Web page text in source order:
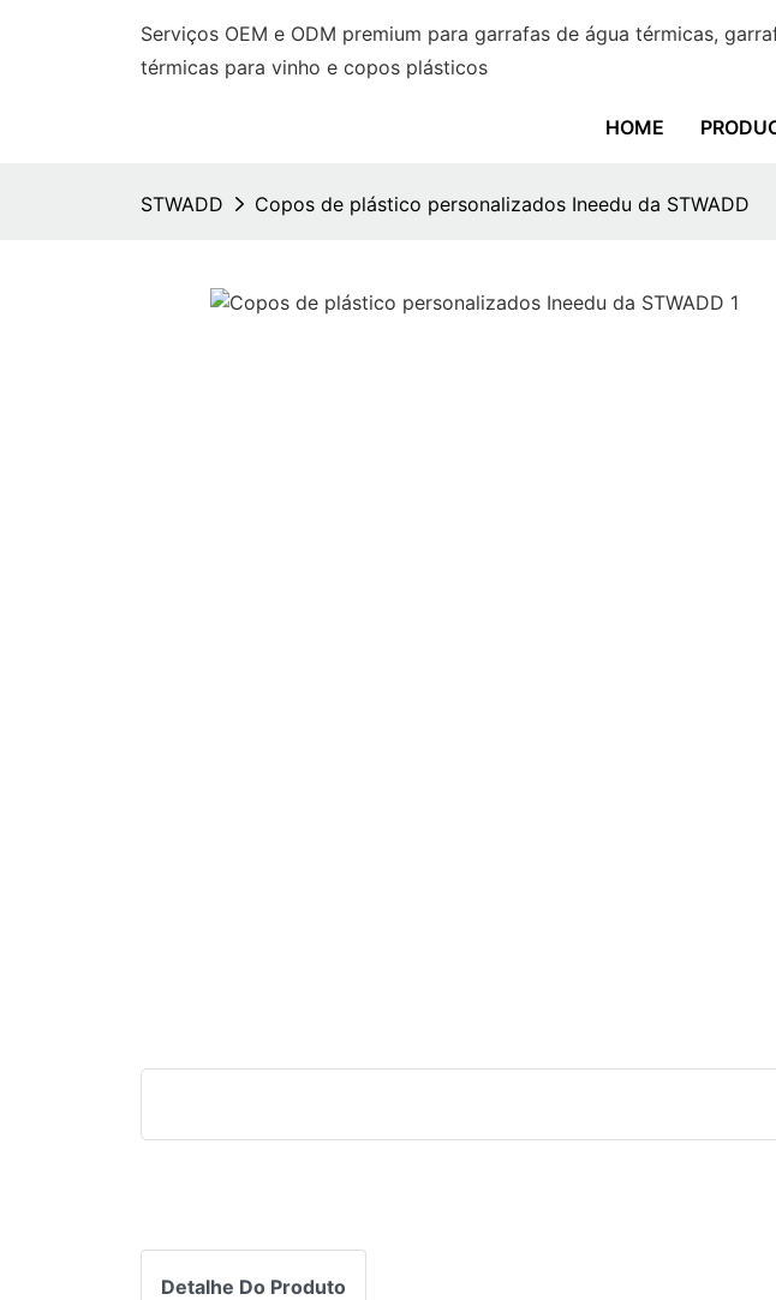
Serviços OEM e ODM premium para garrafas de água térmicas,
térmicas para vinho e copos plásticos
HOME
STWADD Copos de plástico personalizados Ineedu da STWADD
Detalhe Do Produto